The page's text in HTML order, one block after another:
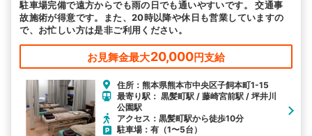
駐車場完備で遠方からでも雨の日でも通いやすいです。 交通事
故施術が得意です。また、20時以降や休日も営業していますの
で、お忙しい方は是非ご利用ください。
お見舞金最大20,000円支給
住所：熊本県熊本市中央区子飼本町1-15
最寄り駅： 黒髪町駅 / 藤崎宮前駅 / 坪井川
公園駅
アクセス：黒髪町駅から徒歩10分
駐車場：有（1〜5台）